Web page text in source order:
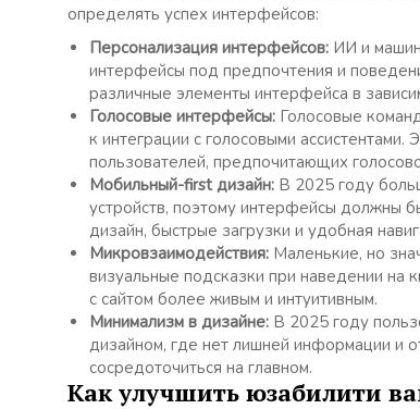
определять успех интерфейсов:
Персонализация интерфейсов: ИИ и
интерфейсы под предпочтения и
различные элементы интерфейса в
Голосовые интерфейсы: Голосовые
к интеграции с голосовыми
пользователей, предпочитающих
Мобильный-first дизайн: В 2025 году
устройств, поэтому интерфейсы должны
дизайн, быстрые загрузки и удобная
Микровзаимодействия: Маленькие, но
визуальные подсказки при наведении на
с сайтом более живым и интуитивным.
Минимализм в дизайне: В 2025 году
дизайном, где нет лишней информации и
сосредоточиться на главном.
Как улучшить юзабилити